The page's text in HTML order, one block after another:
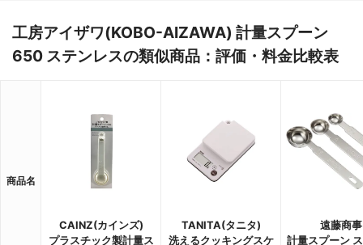
工房アイザワ(KOBO-AIZAWA) 計量スプーン
650 ステンレスの類似商品：評価・料金比較表
商品名
CAINZ(カインズ)
プラスチック製計量ス
TANITA(タニタ)
洗えるクッキングスケ
遠藤商事
計量スプーン